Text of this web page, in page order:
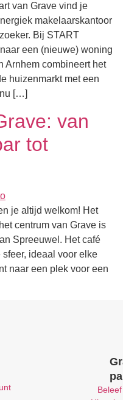
van Grave vind je
makelaarskantoor
Bij START
een (nieuwe) woning
Arnhem combineert het
huizenmarkt met een
[…]
van
tot
je altijd welkom! Het
centrum van Grave is
Spreeuwel. Het café
ideaal voor elke
naar een plek voor een
Beleef